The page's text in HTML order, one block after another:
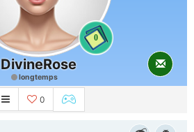
0
DivineRose
longtemps
0